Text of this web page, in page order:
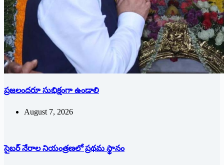
ప్రజలందరూ సుభిక్షంగా ఉండాలి
August 7, 2026
సైబర్ నేరాల నియంత్రణలో ప్రథమ స్థానం